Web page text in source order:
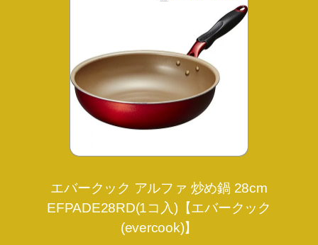
エバークック アルファ 炒め鍋 28cm
EFPADE28RD(1コ入)【エバークック
(evercook)】